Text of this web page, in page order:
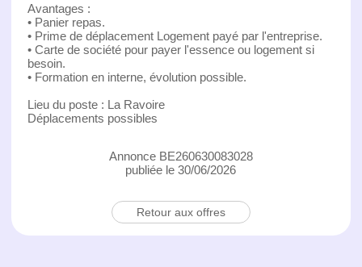
Avantages :
• Panier repas.
• Prime de déplacement Logement payé par l'entreprise.
• Carte de société pour payer l'essence ou logement si
besoin.
• Formation en interne, évolution possible.
Lieu du poste : La Ravoire
Déplacements possibles
Annonce BE260630083028
publiée le 30/06/2026
Retour aux offres